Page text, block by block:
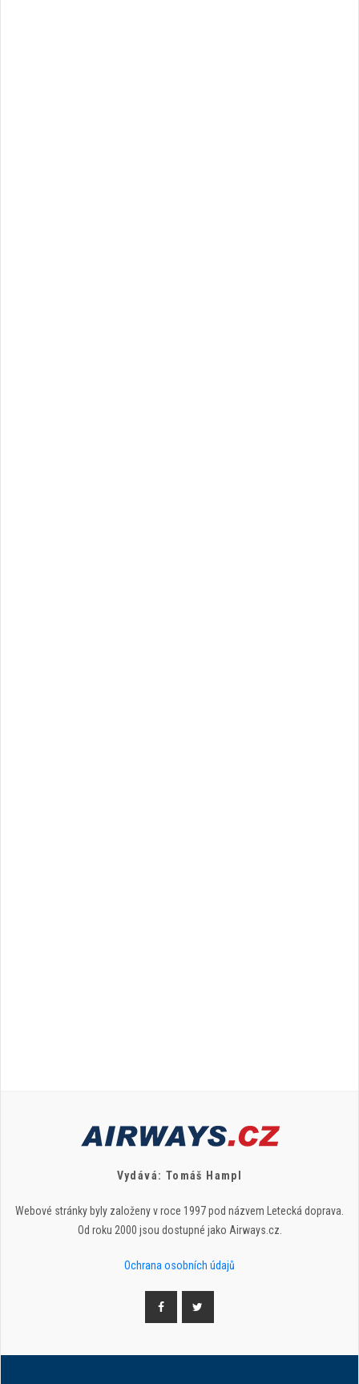
Vydává: Tomáš Hampl
Webové stránky byly založeny v roce 1997 pod názvem Letecká doprava.
Od roku 2000 jsou dostupné jako Airways.cz.
Ochrana osobních údajů